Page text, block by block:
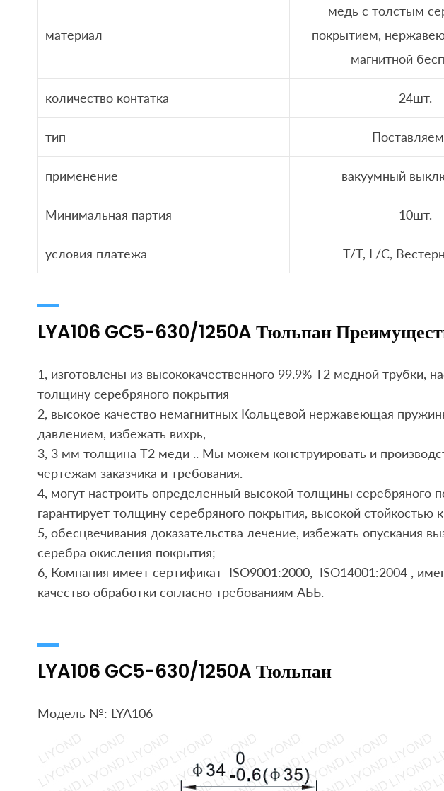
материал
медь с толстым
покрытием,
магнитной
количество контатка 24шт.
тип
применение вакуумный
Минимальная партия 10шт.
условия платежа T/T, L/C,
LYA106 GC5-630/1250A Тюльпан
1, изготовлены из высококачественного 99.9% T2 медной трубки,
толщину серебряного покрытия
2, высокое качество немагнитных Кольцевой нержавеющая
давлением, избежать вихрь,
3, 3 мм толщина T2 меди .. Мы можем конструировать и
чертежам заказчика и требования.
4, могут настроить определенный высокой толщины серебряного
гарантирует толщину серебряного покрытия, высокой стойкостью
5, обесцвечивания доказательства лечение, избежать опускания
серебра окисления покрытия;
6, Компания имеет сертификат ISO9001:2000, ISO14001:2004 ,
качество обработки согласно требованиям АББ.
LYA106 GC5-630/1250A Тюльпан
Модель №: LYA106